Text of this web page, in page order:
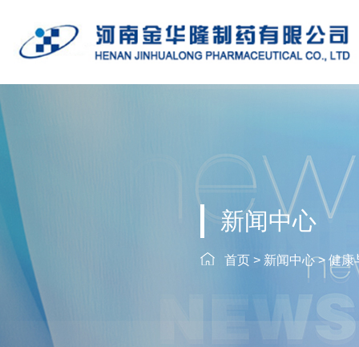
新闻中心
首页 > 新闻中心> 健康